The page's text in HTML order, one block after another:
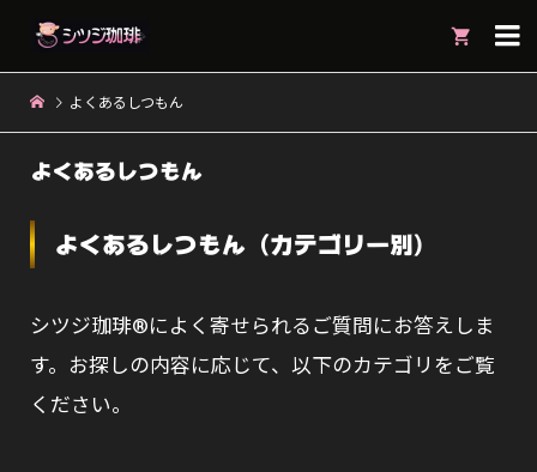

よくあるしつもん
よくあるしつもん
よくあるしつもん（カテゴリー別）
シツジ珈琲®によく寄せられるご質問にお答えしま
す。お探しの内容に応じて、以下のカテゴリをご覧
ください。